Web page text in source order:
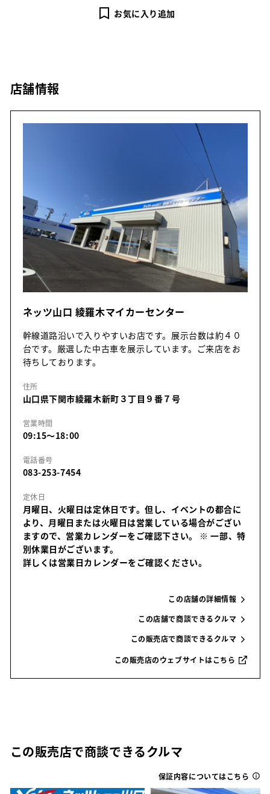
お気に入り追加
店舗情報
ネッツ山口 綾羅木マイカーセンター
幹線道路沿いで入りやすいお店です。展示台数は約４０
台です。厳選した中古車を展示しています。ご来店をお
待ちしております。
住所
山口県下関市綾羅木新町３丁目９番７号
営業時間
09:15～18:00
電話番号
083-253-7454
定休日
月曜日、火曜日は定休日です。但し、イベントの都合に
より、月曜日または火曜日は営業している場合がござい
ますので、営業カレンダーをご確認下さい。 ※ 一部、特
別休業日がございます。
詳しくは営業日カレンダーをご確認ください。
この店舗の詳細情報
この店舗で商談できるクルマ
この販売店で商談できるクルマ
この販売店のウェブサイトはこちら
この販売店で商談できるクルマ
保証内容についてはこちら